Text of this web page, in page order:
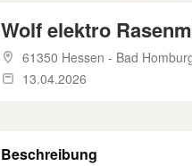
Wolf elektro
61350 Hessen - Bad
13.04.2026
Beschreibung